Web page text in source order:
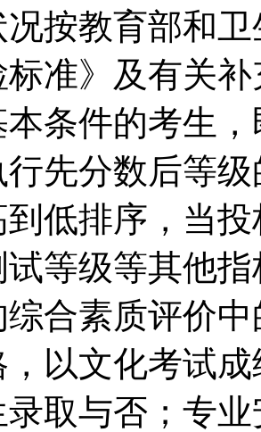
按教育部和
标准》及有关
条件的考生
先分数后等
低排序，当
试等级等其他
合素质评价
以文化考试
录取与否；专